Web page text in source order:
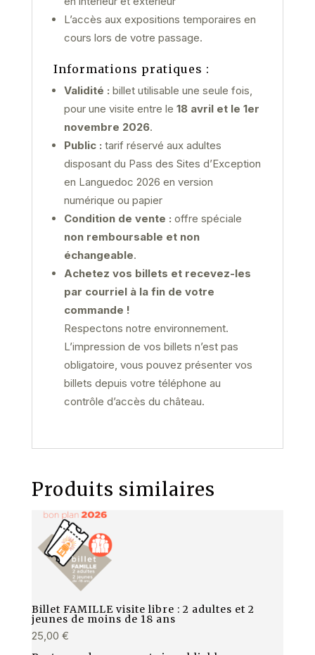
L’accès aux expositions temporaires en
cours lors de votre passage.
Informations pratiques :
Validité : billet utilisable une seule fois,
pour une visite entre le 18 avril et le 1er
novembre 2026.
Public : tarif réservé aux adultes
disposant du Pass des Sites d’Exception
en Languedoc 2026 en version
numérique ou papier
Condition de vente : offre spéciale
non remboursable et non
échangeable.
Achetez vos billets et recevez-les
par courriel à la fin de votre
commande !
Respectons notre environnement.
L’impression de vos billets n’est pas
obligatoire, vous pouvez présenter vos
billets depuis votre téléphone au
contrôle d’accès du château.
Produits similaires
Billet FAMILLE visite libre : 2 adultes et 2
jeunes de moins de 18 ans
25,00 €